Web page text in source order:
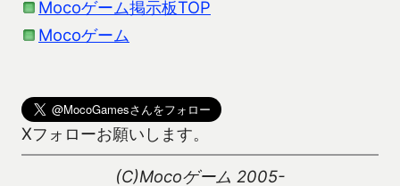
Mocoゲーム掲示板TOP
Mocoゲーム
Xフォローお願いします。
(C)Mocoゲーム 2005-